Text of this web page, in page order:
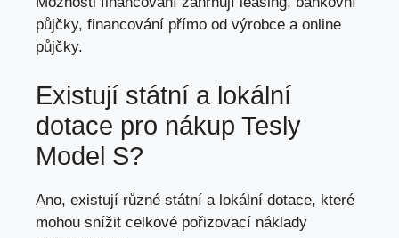
půjčky, financování přímo od výrobce a online
půjčky.
Existují státní a lokální
dotace pro nákup Tesly
Model S?
Ano, existují různé státní a lokální dotace, které
mohou snížit celkové pořizovací náklady